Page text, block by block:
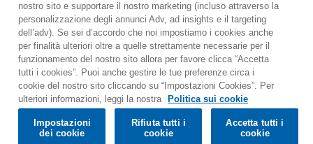
Listen & Buy
Contact Notiziario
Politica sui cookie
Impostazioni dei cookie
© 2025 Parlophone Records Limited. All rights reserved.
Would you prefer to visit our website in English?
Confirm
nostro sito e supportare il nostro marketing (incluso attraverso la
personalizzazione degli annunci Adv, ad insights e il targeting
dell’adv). Se sei d’accordo che noi impostiamo i cookies anche
per finalità ulteriori oltre a quelle strettamente necessarie per il
funzionamento del nostro sito allora per favore clicca “Accetta
tutti i cookies”. Puoi anche gestire le tue preferenze circa i
cookie del nostro sito cliccando su “Impostazioni Cookies”. Per
ulteriori informazioni, leggi la nostra
Politica sui cookie
Impostazioni
dei cookie
Rifiuta tutti i
cookie
Accetta tutti i
cookie